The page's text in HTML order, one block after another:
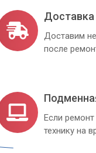
Доставка
Доставим
после
Если
технику на